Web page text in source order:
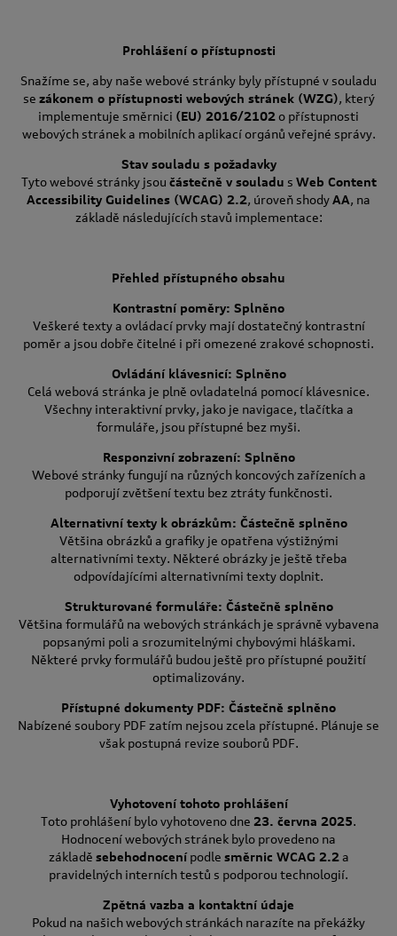
Prohlášení o přístupnosti
Snažíme se, aby naše webové stránky byly přístupné v souladu
se zákonem o přístupnosti webových stránek (WZG), který
implementuje směrnici (EU) 2016/2102o přístupnosti
webových stránek a mobilních aplikací orgánů veřejné správy.
Stav souladu s požadavky
Tyto webové stránky jsou částečně v souladu s Web Content
Accessibility Guidelines (WCAG) 2.2, úroveň shodyAA, na
základě následujících stavů implementace:
Přehled přístupného obsahu
Kontrastní poměry: Splněno
Veškeré texty a ovládací prvky mají dostatečný kontrastní
poměr a jsou dobře čitelné i při omezené zrakové schopnosti.
Ovládání klávesnicí: Splněno
Celá webová stránka je plně ovladatelná pomocí klávesnice.
Všechny interaktivní prvky, jako je navigace, tlačítka a
formuláře, jsou přístupné bez myši.
Responzivní zobrazení: Splněno
Webové stránky fungují na různých koncových zařízeních a
podporují zvětšení textu bez ztráty funkčnosti.
Alternativní texty k obrázkům: Částečně splněno
Většina obrázků a grafiky je opatřena výstižnými
alternativními texty. Některé obrázky je ještě třeba
odpovídajícími alternativními texty doplnit.
Strukturované formuláře: Částečně splněno
Většina formulářů na webových stránkách je správně vybavena
popsanými poli a srozumitelnými chybovými hláškami.
Některé prvky formulářů budou ještě pro přístupné použití
optimalizovány.
Přístupné dokumenty PDF: Částečně splněno
Nabízené soubory PDF zatím nejsou zcela přístupné. Plánuje se
však postupná revize souborů PDF.
Vyhotovení tohoto prohlášení
Toto prohlášení bylo vyhotoveno dne 23. června 2025.
Hodnocení webových stránek bylo provedeno na
základě sebehodnocenípodle směrnic WCAG 2.2a
pravidelných interních testů s podporou technologií.
Zpětná vazba a kontaktní údaje
Pokud na našich webových stránkách narazíte na překážky